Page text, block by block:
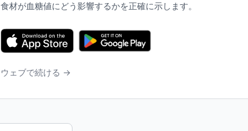
食材が血糖値にどう影響するかを正確に示します。
ウェブで続ける →